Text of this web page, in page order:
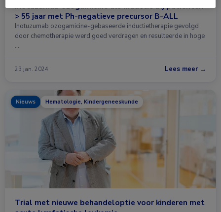
Inotuzumab ozogamicine als inductie bij patiënten
> 55 jaar met Ph-negatieve precursor B-ALL
Inotuzumab ozogamicine-gebaseerde inductietherapie gevolgd
door chemotherapie werd goed verdragen en resulteerde in hoge
…
23 jan. 2024 Lees meer →
Nieuws Hematologie, Kindergeneeskunde
Trial met nieuwe behandeloptie voor kinderen met